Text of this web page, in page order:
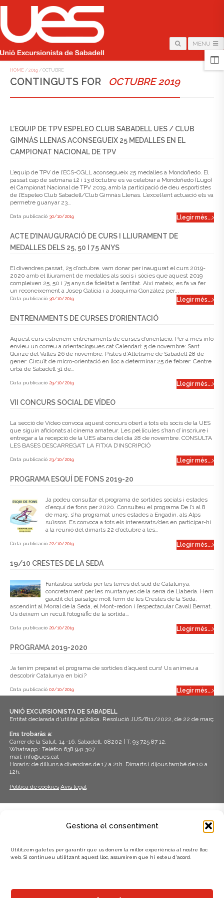
Gestiona el consentiment
Utilitzem galetes per garantir que us donem la millor experiència al nostre lloc
web. Si continueu utilitzant aquest lloc, assumirem que hi esteu d'acord.
MENU
HOME / 2019 / OCTUBRE
CONTINGUTS FOR OCTUBRE 2019
L’EQUIP DE TPV ESPELEO CLUB SABADELL UES / CLUB
GIMNÀS LLENAS ACONSEGUEIX 25 MEDALLES EN EL
CAMPIONAT NACIONAL DE TPV
L’equip de TPV de l’ECS-CGLL aconsegueix 25 medalles a Mondoñedo. El
passat cap de setmana 12 i 13 d’octubre es va celebrar a Mondoñedo (Lugo)
el Campionat Nacional de TPV 2019, amb la participació de deu esportistes
de l’Espeleo Club Sabadell/Club Gimnàs Llenas. L’excel·lent actuació els va
permetre guanyar 23…
Data publicació 30/10/2019 Llegir més...
ACTE D’INAUGURACIÓ DE CURS I LLIURAMENT DE
MEDALLES DELS 25, 50 I 75 ANYS
El divendres passat, 25 d’octubre. vam donar per inaugurat el curs 2019-
2020 amb el lliurament de medalles als socis i sòcies que aquest 2019
compleixen 25, 50 i 75 anys de fidelitat a l’entitat. Així mateix, es fa va fer
un reconeixement a Josep Galícia i a Joaquima González per...
Data publicació 30/10/2019 Llegir més...
ENTRENAMENTS DE CURSES D’ORIENTACIÓ
Aquest curs estrenem entrenaments de curses d’orientació. Per a més info
envieu un correu a orientacio@ues.cat Calendari: 5 de novembre: Sant
Quirze del Vallès 26 de novembre: Pistes d’Atletisme de Sabadell 28 de
gener: Circuït de micro-orientació en lloc a determinar 25 de febrer: Centre
urbà de Sabadell 31 de…
Data publicació 29/10/2019 Llegir més...
VII CONCURS SOCIAL DE VÍDEO
La secció de Vídeo convoca aquest concurs obert a tots els socis de la UES
que siguin aficionats al cinema amateur. Les pel·lícules s’han d’inscriure i
entregar a la recepció de la UES abans del dia 28 de novembre. CONSULTA
LES BASES DESCARREGA’T LA FITXA D’INSCRIPCIÓ
Data publicació 23/10/2019 Llegir més...
PROGRAMA ESQUÍ DE FONS 2019-20
Ja podeu consultar el programa de sortides socials i estades
d’esquí de fons per 2020. Consulteu el programa De l’1 al 8
de març, s’ha programat unes estades a Engadin, als Alps
suïssos. Es convoca a tots els interessats/des en participar-hi
a la reunió del dimarts 22 d’octubre a les…
Data publicació 22/10/2019 Llegir més...
19/10 CRESTES DE LA SEDA
Fantàstica sortida per les terres del sud de Catalunya,
concretament per les muntanyes de la serra de Llaberia. Hem
gaudit del paisatge molt ferm de les Crestes de la Seda,
ascendint al Morral de la Seda, el Mont-redon i l’espectacular Cavall Bernat.
Us deixem un recull fotogràfic de la sortida…
Data publicació 20/10/2019 Llegir més...
PROGRAMA 2019-2020
Ja tenim preparat el programa de sortides d’aquest curs! Us animeu a
descobrir Catalunya en bici?
Data publicació 02/10/2019 Llegir més...
UNIÓ EXCURSIONISTA DE SABADELL
Entitat declarada d’utilitat pública. Resolució JUS/811/2022, de 22 de març
Ens trobaràs a:
Carrer de la Salut, 14 -16, Sabadell, 08202 | T: 93 725 87 12.
Whatsapp : Telèfon 638 941 307
mail: info@ues.cat
Horaris: de dilluns a divendres de 17 a 21h. Dimarts i dijous també de 10 a
12h.
Política de cookies Avís legal
AMB EL SUPORT DE: